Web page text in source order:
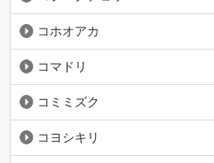
コホオアカ
コマドリ
コミミズク
コヨシキリ